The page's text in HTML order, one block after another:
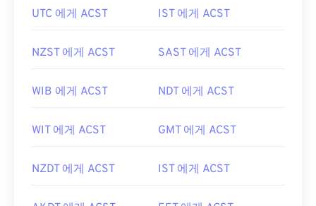
UTC 에게 ACST IST 에게 ACST
NZST 에게 ACST SAST 에게 ACST
WIB 에게 ACST NDT 에게 ACST
WIT 에게 ACST GMT 에게 ACST
NZDT 에게 ACST IST 에게 ACST